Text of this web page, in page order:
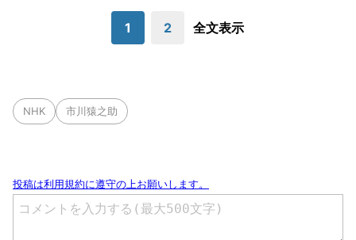
1 2 全文表示
NHK 市川猿之助